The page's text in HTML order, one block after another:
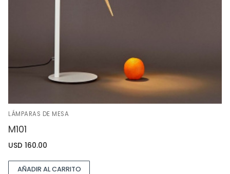
LÁMPARAS DE MESA
M101
USD 160.00
AÑADIR AL CARRITO